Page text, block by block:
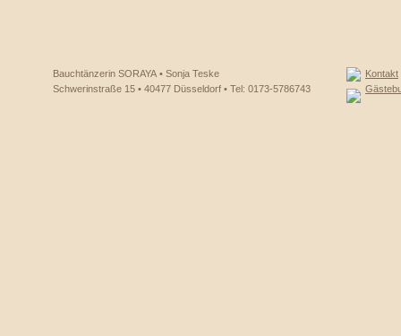
Bauchtänzerin SORAYA • Sonja Teske
Schwerinstraße 15 • 40477 Düsseldorf • Tel: 0173-5786743
Kontakt